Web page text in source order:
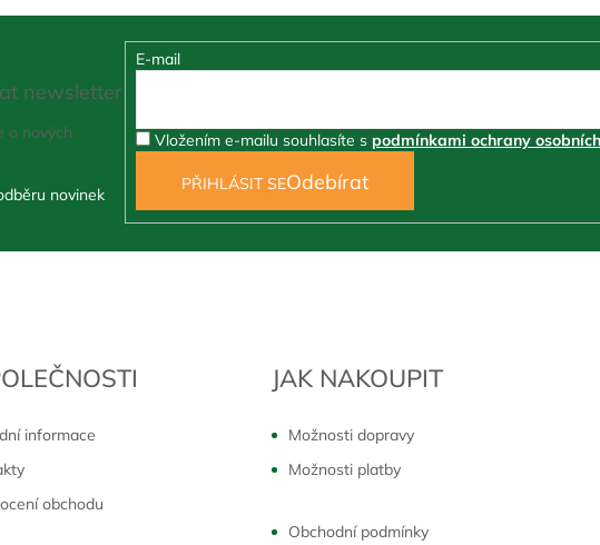
informace
obchodu
JAK NAKOUPIT
Možnosti dopravy
Možnosti platby
Obchodní podmínky
newsletter
o nových
E-mail
Vložením e-mailu souhlasíte s podmínkami ochrany
PŘIHLÁSIT SE